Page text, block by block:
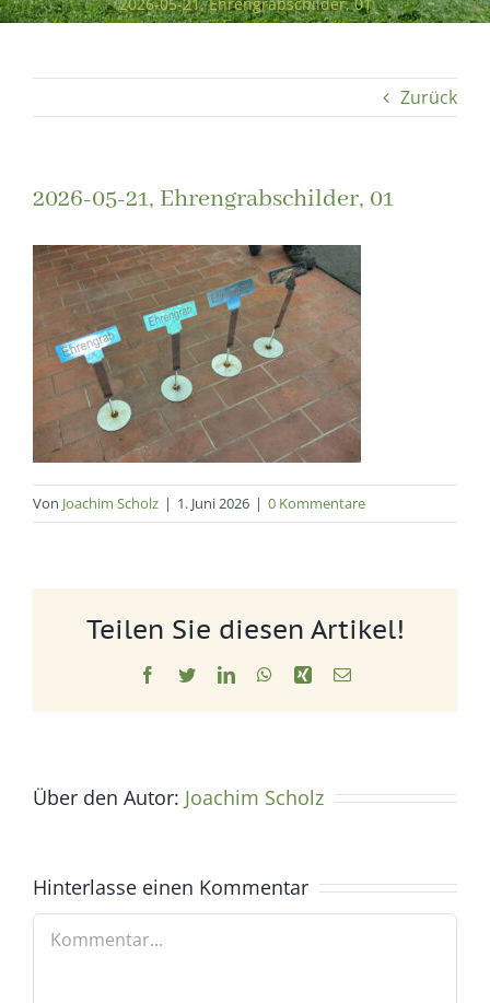
Zurück
2026-05-21, Ehrengrabschilder, 01
Von Joachim Scholz | 1. Juni 2026 | 0 Kommentare
Teilen Sie diesen Artikel!
Facebook
TwitterLinkedInWhatsApp
Xing E-
Über den Autor: Joachim Scholz
Hinterlasse einen Kommentar
Kommentar